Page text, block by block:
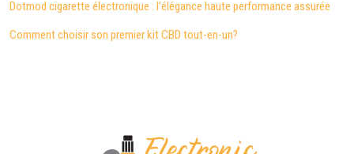
Dotmod cigarette électronique : l’élégance haute performance assurée
Comment choisir son premier kit CBD tout-en-un?